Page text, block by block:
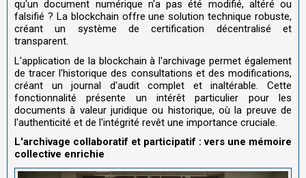
qu'un document numérique n'a pas été modifié, altéré ou
falsifié ? La blockchain offre une solution technique robuste,
créant un système de certification décentralisé et
transparent.
L'application de la blockchain à l'archivage permet également
de tracer l'historique des consultations et des modifications,
créant un journal d'audit complet et inaltérable. Cette
fonctionnalité présente un intérêt particulier pour les
documents à valeur juridique ou historique, où la preuve de
l'authenticité et de l'intégrité revêt une importance cruciale.
L'archivage collaboratif et participatif : vers une mémoire
collective enrichie